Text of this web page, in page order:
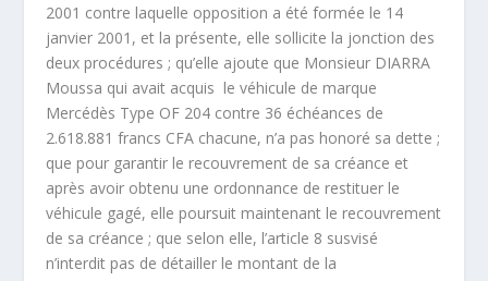
2001 contre laquelle opposition a été formée le 14
janvier 2001, et la présente, elle sollicite la jonction des
deux procédures ; qu’elle ajoute que Monsieur DIARRA
Moussa qui avait acquis le véhicule de marque
Mercédès Type OF 204 contre 36 échéances de
2.618.881 francs CFA chacune, n’a pas honoré sa dette ;
que pour garantir le recouvrement de sa créance et
après avoir obtenu une ordonnance de restituer le
véhicule gagé, elle poursuit maintenant le recouvrement
de sa créance ; que selon elle, l’article 8 susvisé
n’interdit pas de détailler le montant de la